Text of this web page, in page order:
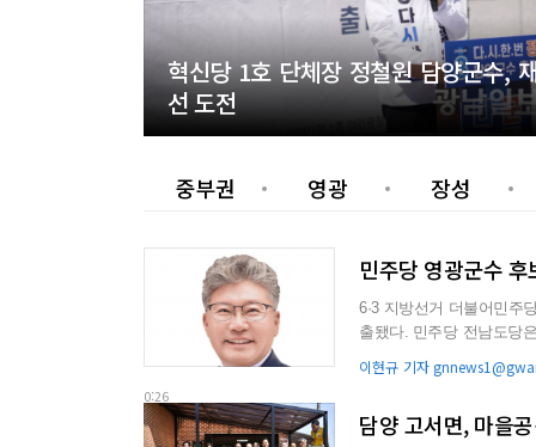
혁신당 1호 단체장 정철원 담양군수,
선 도전
중부권 영광 장성
민주당 영광군수
6·3 지방선거 더불어민주
출됐다. 민주당 전남도당은 지난 14일부터 15일까지 권리당원과 일반 군민 여론조사 50%씩 반영
이현규 기자
0:26
담양 고서면, 마을